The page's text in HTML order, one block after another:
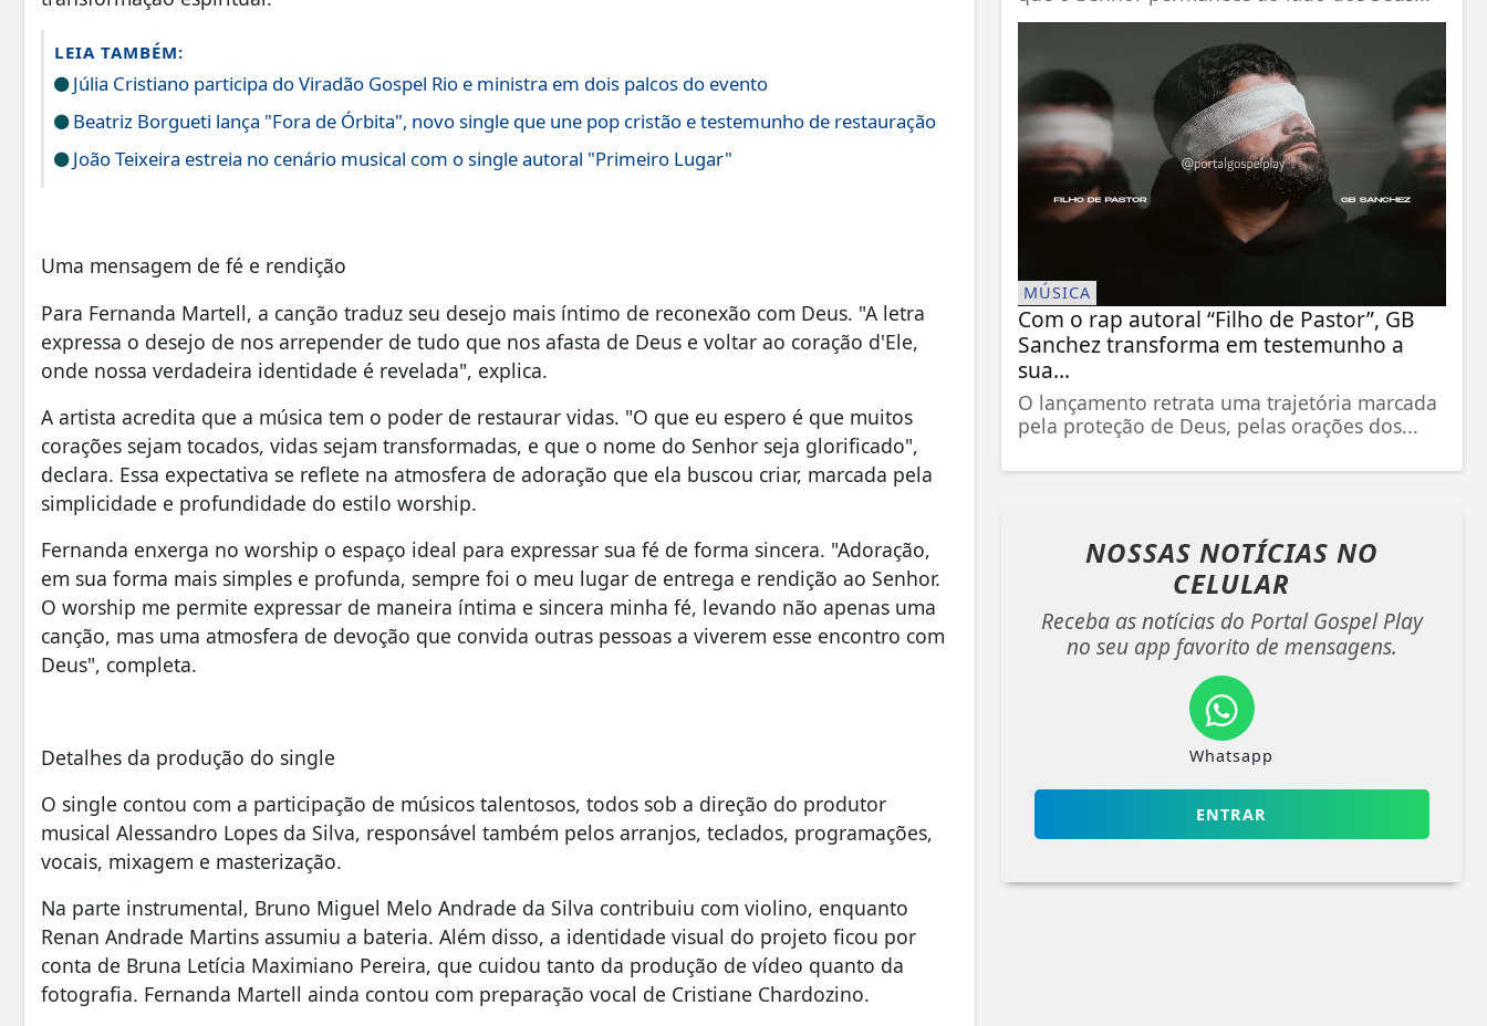
LEIA TAMBÉM:
Júlia Cristiano participa do Viradão Gospel Rio e ministra em dois palcos do evento
Beatriz Borgueti lança "Fora de Órbita", novo single que une pop cristão e testemunho de restauração
João Teixeira estreia no cenário musical com o single autoral "Primeiro Lugar"
Uma mensagem de fé e rendição
Para Fernanda Martell, a canção traduz seu desejo mais íntimo de reconexão com Deus. "A letra
expressa o desejo de nos arrepender de tudo que nos afasta de Deus e voltar ao coração d'Ele,
onde nossa verdadeira identidade é revelada", explica.
A artista acredita que a música tem o poder de restaurar vidas. "O que eu espero é que muitos
corações sejam tocados, vidas sejam transformadas, e que o nome do Senhor seja glorificado",
declara. Essa expectativa se reflete na atmosfera de adoração que ela buscou criar, marcada pela
simplicidade e profundidade do estilo worship.
Fernanda enxerga no worship o espaço ideal para expressar sua fé de forma sincera. "Adoração,
em sua forma mais simples e profunda, sempre foi o meu lugar de entrega e rendição ao Senhor.
O worship me permite expressar de maneira íntima e sincera minha fé, levando não apenas uma
canção, mas uma atmosfera de devoção que convida outras pessoas a viverem esse encontro com
Deus", completa.
Detalhes da produção do single
O single contou com a participação de músicos talentosos, todos sob a direção do produtor
musical Alessandro Lopes da Silva, responsável também pelos arranjos, teclados, programações,
vocais, mixagem e masterização.
Na parte instrumental, Bruno Miguel Melo Andrade da Silva contribuiu com violino, enquanto
Renan Andrade Martins assumiu a bateria. Além disso, a identidade visual do projeto ficou por
conta de Bruna Letícia Maximiano Pereira, que cuidou tanto da produção de vídeo quanto da
fotografia. Fernanda Martell ainda contou com preparação vocal de Cristiane Chardozino.
MÚSICA
Com o rap autoral “Filho de Pastor”, GB
Sanchez transforma em testemunho a
sua...
O lançamento retrata uma trajetória marcada
pela proteção de Deus, pelas orações dos...
NOSSAS NOTÍCIAS NO
CELULAR
Receba as notícias do Portal Gospel Play
no seu app favorito de mensagens.
Whatsapp
ENTRAR